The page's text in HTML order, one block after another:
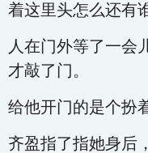
着这里头怎么还有
人在门外等了一会
才敲了门。
给他开门的是个扮
齐盈指了指她身后